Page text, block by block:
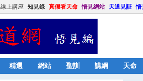
線上講座 知見錄 真假看天命 悟見網站 天道見証 悟
精選 網站 聖訓 講綱 天命